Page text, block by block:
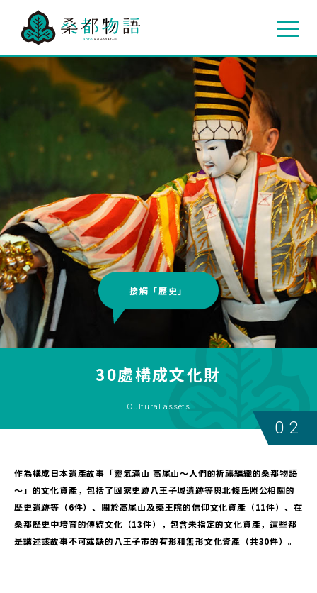
接觸「歷史」
30處構成文化財
Cultural assets
02
作為構成日本遺產故事「靈氣滿山 高尾山～人們的祈禱編織的桑都物語
～」的文化資產，包括了國家史跡八王子城遺跡等與北條氏照公相關的
歷史遺跡等（6件）、關於高尾山及藥王院的信仰文化資產（11件）、在
桑都歷史中培育的傳統文化（13件），包含未指定的文化資產，這些都
是講述該故事不可或缺的八王子市的有形和無形文化資產（共30件）。